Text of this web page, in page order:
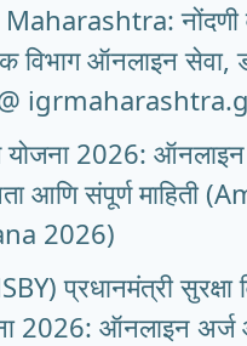
नोंदणी
विभाग ऑनलाइन सेवा,
2026: ऑनलाइन
आणि संपूर्ण माहिती
2026)
प्रधानमंत्री सुरक्षा
2026: ऑनलाइन अर्ज